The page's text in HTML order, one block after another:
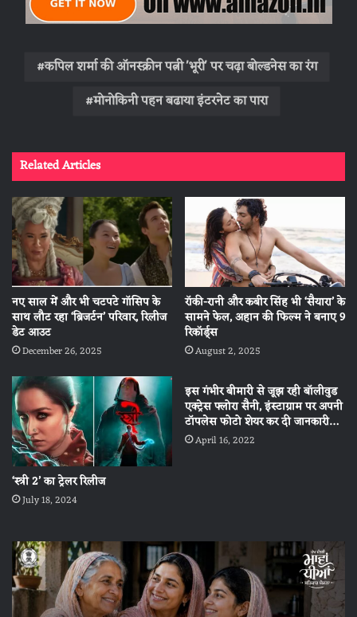
कपिल शर्मा की ऑनस्क्रीन पत्नी 'भूरी' पर चढ़ा बोल्डनेस का रंग
मोनोकिनी पहन बढाया इंटरनेट का पारा
Related Articles
नए साल में और भी चटपटे गॉसिप के
साथ लौट रहा ‘ब्रिजर्टन’ परिवार, रिलीज
डेट आउट
December 26, 2025
रॉकी-रानी और कबीर सिंह भी ‘सैयारा’ के
सामने फेल, अहान की फिल्म ने बनाए 9
रिकॉर्ड्स
August 2, 2025
‘स्त्री 2’ का ट्रेलर रिलीज
July 18, 2024
इस गंभीर बीमारी से जूझ रही बॉलीवुड
एक्ट्रेस फ्लोरा सैनी, इंस्टाग्राम पर अपनी
टॉपलेस फोटो शेयर कर दी जानकारी…
April 16, 2022